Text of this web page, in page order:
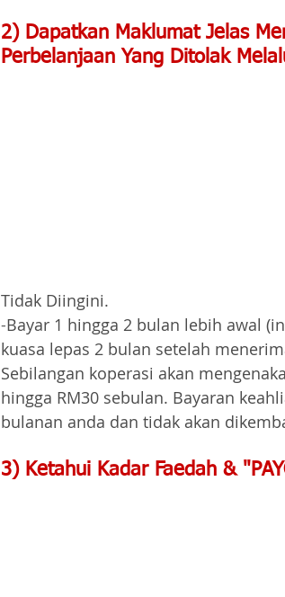
2) Dapatkan Maklumat Jelas
Perbelanjaan Yang Ditolak
Tidak Diingini.
-Bayar 1 hingga 2 bulan lebih awal
kuasa lepas 2 bulan setelah
Sebilangan koperasi akan
hingga RM30 sebulan. Bayaran
bulanan anda dan tidak akan
3) Ketahui Kadar Faedah &